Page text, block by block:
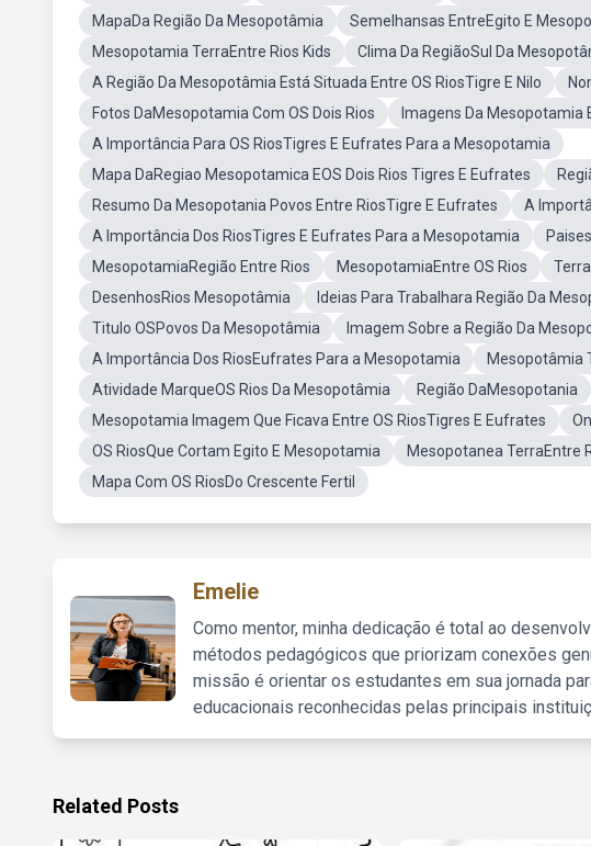
MapaDa Região Da Mesopotâmia
Semelhansas EntreEgito E
Mesopotamia TerraEntre Rios Kids
Clima Da RegiãoSul Da
A Região Da Mesopotâmia Está Situada Entre OS RiosTigre E Nilo
Fotos DaMesopotamia Com OS Dois Rios
Imagens Da Mesopotamia
A Importância Para OS RiosTigres E Eufrates Para a Mesopotamia
Mapa DaRegiao Mesopotamica EOS Dois Rios Tigres E Eufrates
Resumo Da Mesopotania Povos Entre RiosTigre E Eufrates
A
A Importância Dos RiosTigres E Eufrates Para a Mesopotamia
MesopotamiaRegião Entre Rios
MesopotamiaEntre OS Rios
DesenhosRios Mesopotâmia
Ideias Para Trabalhara Região Da
Titulo OSPovos Da Mesopotâmia
Imagem Sobre a Região Da
A Importância Dos RiosEufrates Para a Mesopotamia
Mesopotâmia
Atividade MarqueOS Rios Da Mesopotâmia
Região DaMesopotania
Mesopotamia Imagem Que Ficava Entre OS RiosTigres E Eufrates
OS RiosQue Cortam Egito E Mesopotamia
Mesopotanea TerraEntre
Mapa Com OS RiosDo Crescente Fertil
Emelie
Como mentor, minha dedicação é total ao
métodos pedagógicos que priorizam conexões
missão é orientar os estudantes em sua jornada
educacionais reconhecidas pelas principais
Related Posts